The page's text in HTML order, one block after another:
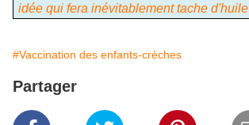
idée qui fera inévitablement tache d'huile
#Vaccination des enfants-crèches
Partager